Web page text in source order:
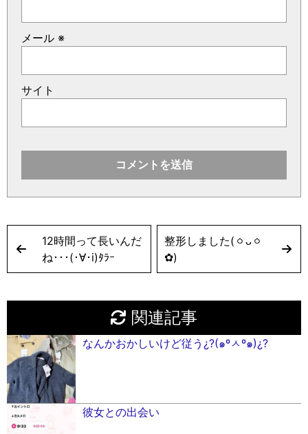
メール ※
サイト
12時間って長いんだ
ね･･･(･∀︎･i)ﾀﾗｰ
整形しました(ㆁᴗㆁ
✿︎)
関連記事
なんかおかしいけど従う¿?(๑ºㅅº๑)¿?
彼女との出会い